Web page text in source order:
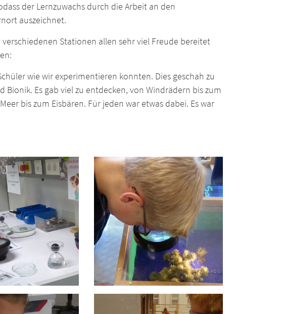
der Lernzuwachs durch die Arbeit an den
auszeichnet.
Stationen allen sehr viel Freude bereitet
wie wir experimentieren konnten. Dies geschah zu
Es gab viel zu entdecken, von Windrädern bis zum
bis zum Eisbären. Für jeden war etwas dabei. Es war